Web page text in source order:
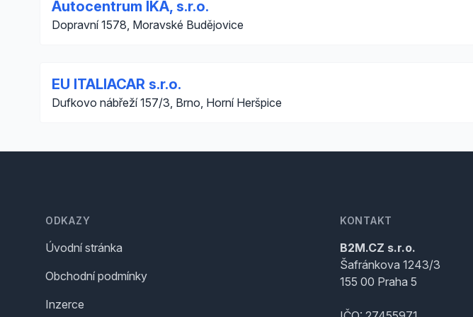
Autocentrum IKA, s.r.o.
Dopravní 1578, Moravské Budějovice
EU ITALIACAR s.r.o.
Dufkovo nábřeží 157/3, Brno, Horní Heršpice
ODKAZY
Úvodní stránka
Obchodní podmínky
Inzerce
KONTAKT
B2M.CZ s.r.o.
Šafránkova 1243/3
155 00 Praha 5